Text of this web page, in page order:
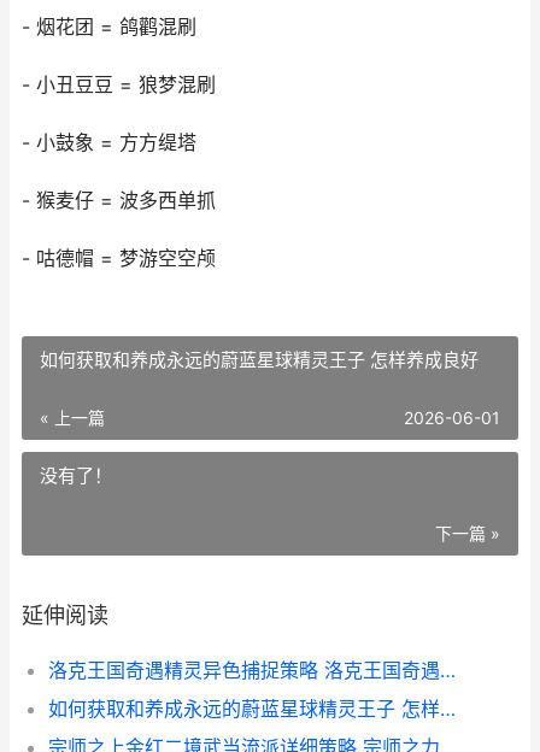
- 烟花团 = 鸽鹳混刷
- 小丑豆豆 = 狼梦混刷
- 小鼓象 = 方方缇塔
- 猴麦仔 = 波多西单抓
- 咕德帽 = 梦游空空颅
如何获取和养成永远的蔚蓝星球精灵王子 怎样养成良好
« 上一篇 2026-06-01
没有了！
下一篇 »
延伸阅读
洛克王国奇遇精灵异色捕捉策略 洛克王国奇遇精灵在哪里抓
如何获取和养成永远的蔚蓝星球精灵王子 怎样养成良好